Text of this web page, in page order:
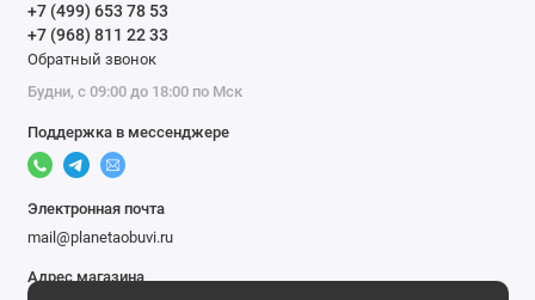
+7 (499) 653 78 53
+7 (968) 811 22 33
Обратный звонок
Будни, с 09:00 до 18:00 по Мск
Поддержка в мессенджере
Электронная почта
mail@planetaobuvi.ru
Адрес магазина